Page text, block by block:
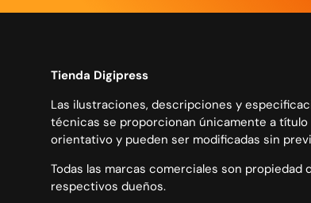
Tienda Digipress
Las ilustraciones, descripciones y
técnicas se proporcionan únicamente a título
orientativo y pueden ser modificadas sin
Todas las marcas comerciales son propiedad
respectivos dueños.